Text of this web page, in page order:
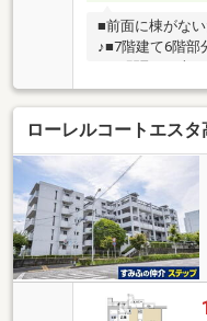
■前面に棟がな
♪■7階建て6階
㎡の間取り■南
日当り・通風良
です■緑豊かな
ーム済 ●リフォ
換 ・ユニット
換 ・トイレ交
張替（洋室2部
面・トイレ）
リーニング
ローレルコートエス